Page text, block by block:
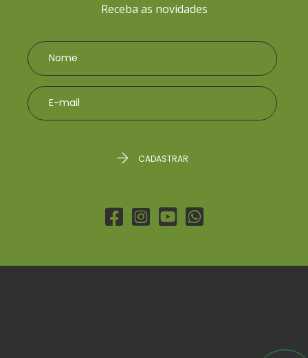
Receba as novidades
CADASTRAR